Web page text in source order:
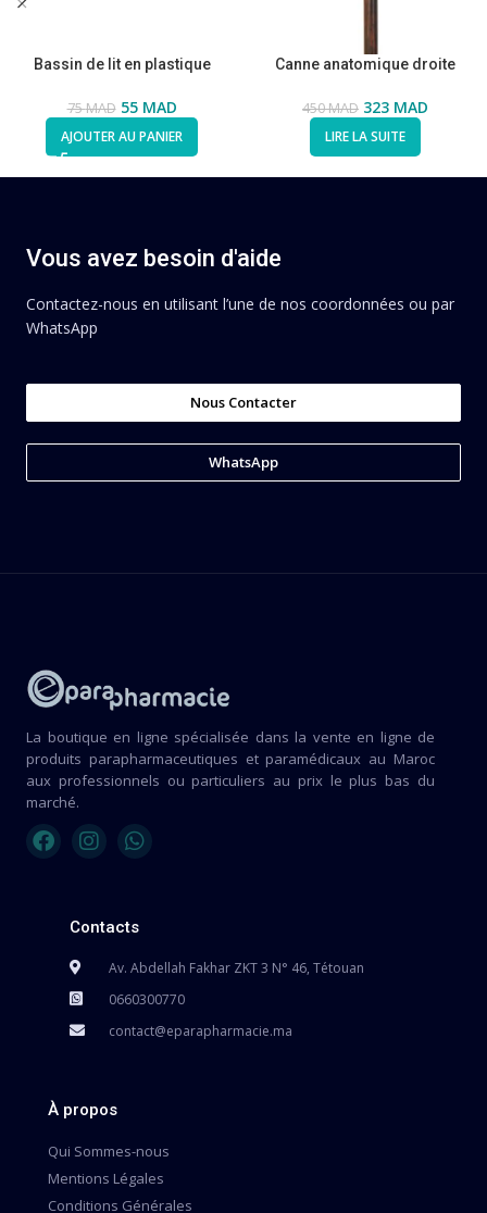
Bassin de lit en plastique
75MAD 55 MAD
AJOUTER AU PANIER
Canne anatomique droite
450MAD 323 MAD
LIRE LA SUITE
Vous avez besoin d'aide
Contactez-nous en utilisant l’une de nos coordonnées ou par
WhatsApp
Nous Contacter
WhatsApp
La boutique en ligne spécialisée dans la vente en ligne de
produits parapharmaceutiques et paramédicaux au Maroc
aux professionnels ou particuliers au prix le plus bas du
marché.
Contacts
Av. Abdellah Fakhar ZKT 3 N° 46, Tétouan
0660300770
contact@eparapharmacie.ma
À propos
Qui Sommes-nous
Mentions Légales
Conditions Générales